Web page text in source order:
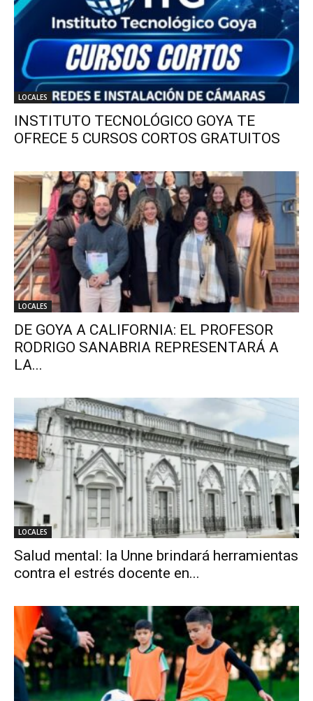
LOCALES
INSTITUTO TECNOLÓGICO GOYA TE
OFRECE 5 CURSOS CORTOS GRATUITOS
LOCALES
DE GOYA A CALIFORNIA: EL PROFESOR
RODRIGO SANABRIA REPRESENTARÁ A
LA...
LOCALES
Salud mental: la Unne brindará herramientas
contra el estrés docente en...